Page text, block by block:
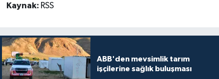
Kaynak: RSS
ABB'den mevsimlik tarım
işçilerine sağlık buluşması